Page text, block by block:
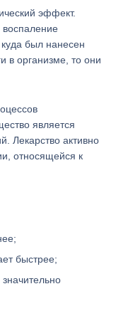
эффект.
воспаление
был нанесен
в организме, то они
является
Лекарство активно
относящейся к
быстрее;